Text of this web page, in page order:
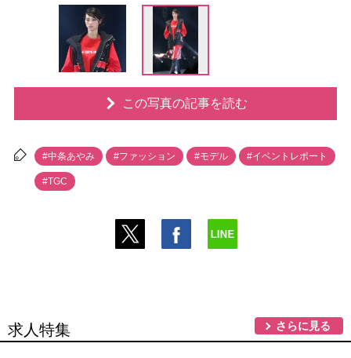
この写真の記事を読む
#中条あやみ #ファッション #モデル #イベントレポート
#TGC
求人特集 さらに見る